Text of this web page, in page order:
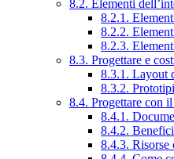
8.2. Elementi
8.2.1.
8.2.2.
8.2.3.
8.3. Progettare e
8.3.1. Layout
8.3.2.
8.4. Progettare con
8.4.1.
8.4.2.
8.4.3. Risorse